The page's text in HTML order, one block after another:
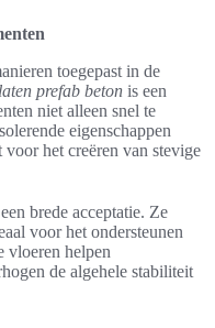
toegepast in de
prefab beton is een
niet alleen snel te
eigenschappen
het creëren van stevige
brede acceptatie. Ze
voor het ondersteunen
vloeren helpen
de algehele stabiliteit